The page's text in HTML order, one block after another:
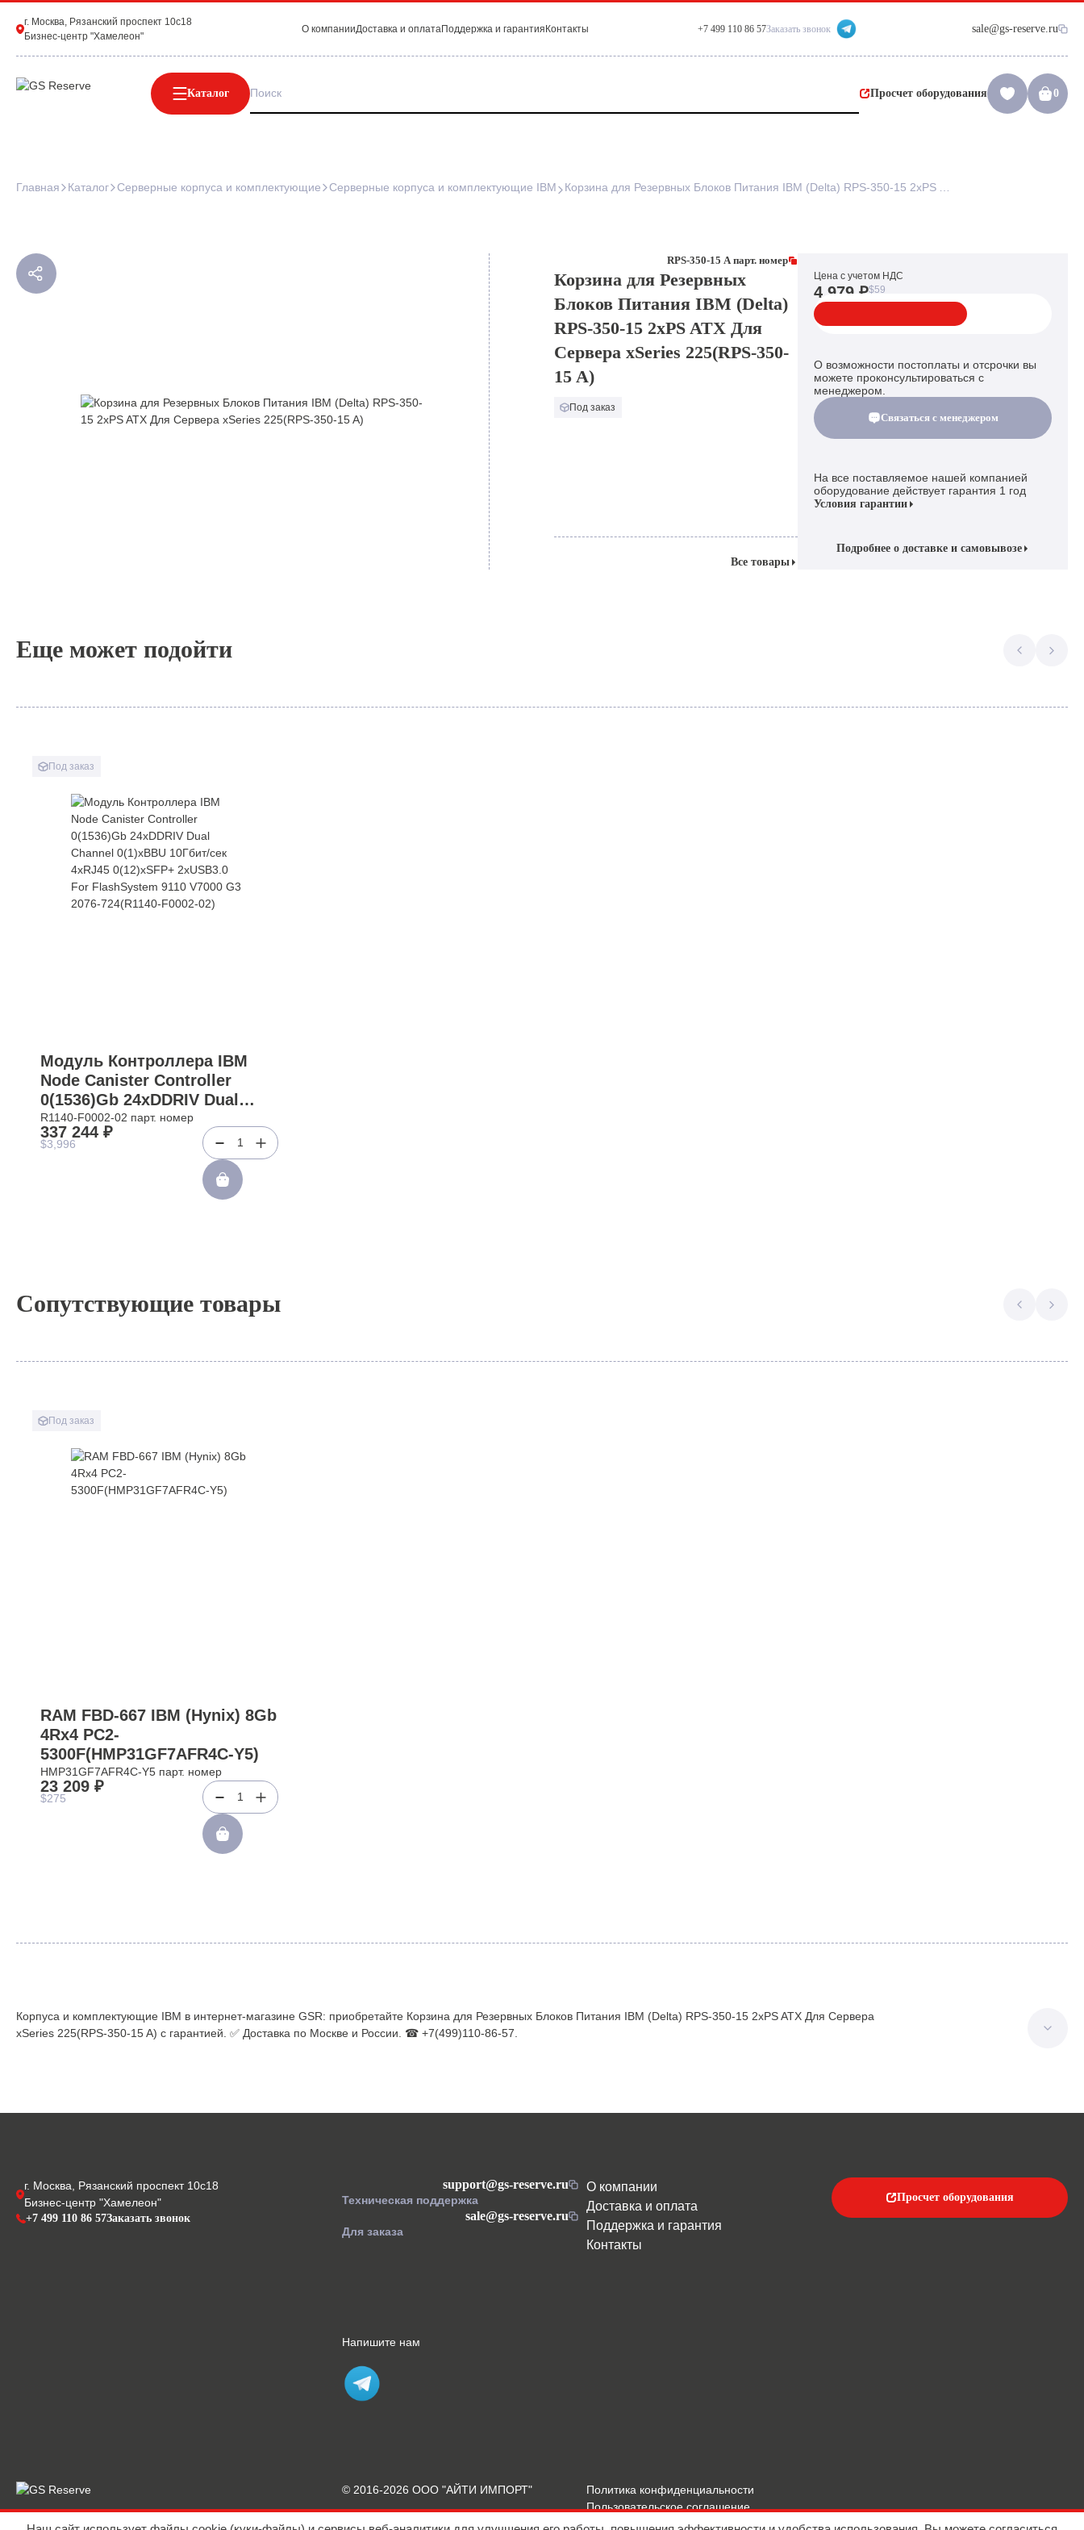
г. Москва, Рязанский проспект 10с18
Бизнес-центр "Хамелеон"
О компанииДоставка и оплатаПоддержка и гарантия Контакты +7 499 110 86 57Заказать звонок sale@gs-reserve.ru
Каталог Просчет оборудования 0
Главная Каталог Серверные корпуса и комплектующие Серверные корпуса и комплектующие IBM
RPS-350-15 A парт. номер
Корзина для Резервных
Блоков Питания IBM (Delta)
RPS-350-15 2xPS ATX Для
Сервера xSeries 225(RPS-350-
15 A)
Под заказ
Все товары
Цена с учетом НДС
4 979 ₽$59
О возможности постоплаты и отсрочки вы
можете проконсультироваться с
менеджером.
Связаться с менеджером
На все поставляемое нашей компанией
оборудование действует гарантия 1 год
Условия гарантии
Подробнее о доставке и самовывозе
Еще может подойти
Под заказ
Модуль Контроллера IBM
Node Canister Controller
0(1536)Gb 24xDDRIV Dual
Channel 0(1)xBBU 10Гбит/сек
4xRJ45 0(12)xSFP+ 2xUSB3.0
For FlashSystem 9110 V7000
G3 2076-724(R1140-F0002-02)
R1140-F0002-02 парт. номер
337 244 ₽
$3,996 1
Сопутствующие товары
Под заказ
RAM FBD-667 IBM (Hynix) 8Gb
4Rx4 PC2-
5300F(HMP31GF7AFR4C-Y5)
HMP31GF7AFR4C-Y5 парт. номер
23 209 ₽
$275 1
Корпуса и комплектующие IBM в интернет-магазине GSR: приобретайте Корзина для Резервных Блоков Питания IBM (Delta) RPS-350-15 2xPS ATX Для Сервера
xSeries 225(RPS-350-15 A) с гарантией. ✅ Доставка по Москве и России. ☎ +7(499)110-86-57.
г. Москва, Рязанский проспект 10с18
Бизнес-центр "Хамелеон"
+7 499 110 86 57Заказать звонок
support@gs-reserve.ru
Техническая поддержка
sale@gs-reserve.ru
Для заказа
О компании
Доставка и оплата
Поддержка и гарантия
Контакты
Просчет оборудования
Напишите нам
© 2016-2026 ООО "АЙТИ ИМПОРТ"
Политика конфиденциальности
Пользовательское соглашение
Подробнее о Cookies